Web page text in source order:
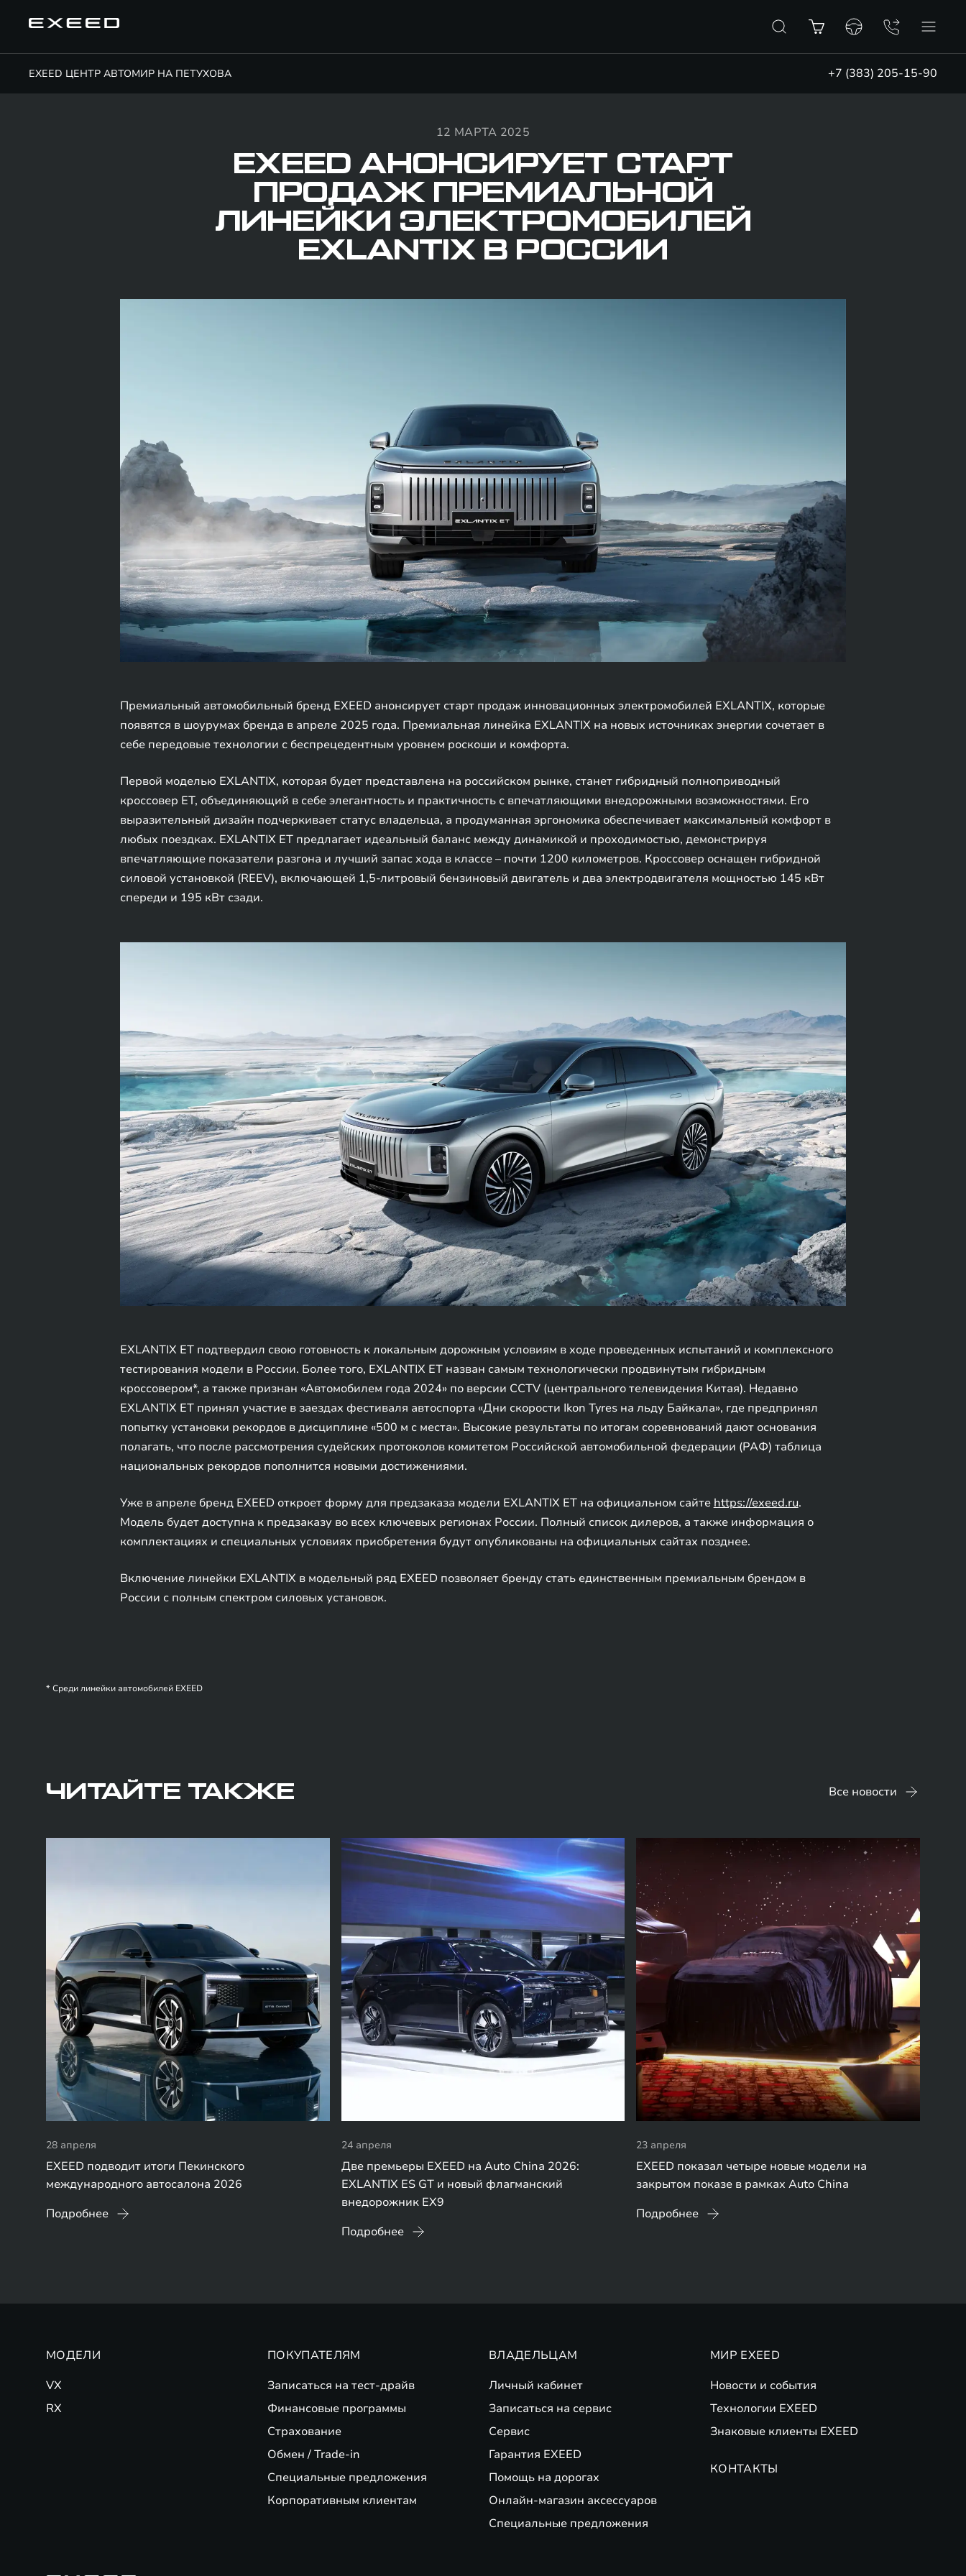
EXEED ЦЕНТР АВТОМИР НА ПЕТУХОВА +7 (383) 205-15-90
12 МАРТА 2025
EXEED АНОНСИРУЕТ СТАРТ
ПРОДАЖ ПРЕМИАЛЬНОЙ
ЛИНЕЙКИ ЭЛЕКТРОМОБИЛЕЙ
EXLANTIX В РОССИИ
Премиальный автомобильный бренд EXEED анонсирует старт продаж инновационных электромобилей EXLANTIX, которые
появятся в шоурумах бренда в апреле 2025 года. Премиальная линейка EXLANTIX на новых источниках энергии сочетает в
себе передовые технологии с беспрецедентным уровнем роскоши и комфорта.
Первой моделью EXLANTIX, которая будет представлена на российском рынке, станет гибридный полноприводный
кроссовер ET, объединяющий в себе элегантность и практичность с впечатляющими внедорожными возможностями. Его
выразительный дизайн подчеркивает статус владельца, а продуманная эргономика обеспечивает максимальный комфорт в
любых поездках. EXLANTIX ET предлагает идеальный баланс между динамикой и проходимостью, демонстрируя
впечатляющие показатели разгона и лучший запас хода в классе – почти 1200 километров. Кроссовер оснащен гибридной
силовой установкой (REEV), включающей 1,5-литровый бензиновый двигатель и два электродвигателя мощностью 145 кВт
спереди и 195 кВт сзади.
EXLANTIX ET подтвердил свою готовность к локальным дорожным условиям в ходе проведенных испытаний и комплексного
тестирования модели в России. Более того, EXLANTIX ET назван самым технологически продвинутым гибридным
кроссовером*, а также признан «Автомобилем года 2024» по версии CCTV (центрального телевидения Китая). Недавно
EXLANTIX ET принял участие в заездах фестиваля автоспорта «Дни скорости Ikon Tyres на льду Байкала», где предпринял
попытку установки рекордов в дисциплине «500 м с места». Высокие результаты по итогам соревнований дают основания
полагать, что после рассмотрения судейских протоколов комитетом Российской автомобильной федерации (РАФ) таблица
национальных рекордов пополнится новыми достижениями.
Уже в апреле бренд EXEED откроет форму для предзаказа модели EXLANTIX ET на официальном сайте https://exeed.ru.
Модель будет доступна к предзаказу во всех ключевых регионах России. Полный список дилеров, а также информация о
комплектациях и специальных условиях приобретения будут опубликованы на официальных сайтах позднее.
Включение линейки EXLANTIX в модельный ряд EXEED позволяет бренду стать единственным премиальным брендом в
России с полным спектром силовых установок.
* Среди линейки автомобилей EXEED
ЧИТАЙТЕ ТАКЖЕ Все новости
28 апреля
EXEED подводит итоги Пекинского
международного автосалона 2026
Подробнее
24 апреля
Две премьеры EXEED на Auto China 2026:
EXLANTIX ES GT и новый флагманский
внедорожник EX9
Подробнее
23 апреля
EXEED показал четыре новые модели на
закрытом показе в рамках Auto China
Подробнее
МОДЕЛИ
VX
RX
ПОКУПАТЕЛЯМ
Записаться на тест-драйв
Финансовые программы
Страхование
Обмен / Trade-in
Специальные предложения
Корпоративным клиентам
ВЛАДЕЛЬЦАМ
Личный кабинет
Записаться на сервис
Сервис
Гарантия EXEED
Помощь на дорогах
Онлайн-магазин аксессуаров
Специальные предложения
МИР EXEED
Новости и события
Технологии EXEED
Знаковые клиенты EXEED
КОНТАКТЫ